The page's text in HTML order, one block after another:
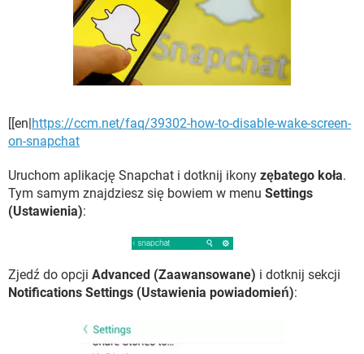
[[en|https://ccm.net/faq/39302-how-to-disable-wake-screen-
on-snapchat
Uruchom aplikację Snapchat i dotknij ikony zębatego koła.
Tym samym znajdziesz się bowiem w menu Settings
(Ustawienia):
Zjedź do opcji Advanced (Zaawansowane) i dotknij sekcji
Notifications Settings (Ustawienia powiadomień):